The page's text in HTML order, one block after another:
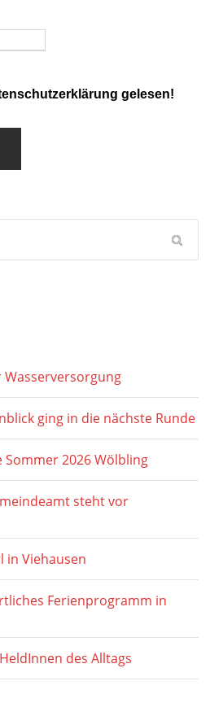
gelesen!
ging in die nächste Runde
Sommer 2026 Wölbling
steht vor
in Viehausen
Ferienprogramm in
des Alltags